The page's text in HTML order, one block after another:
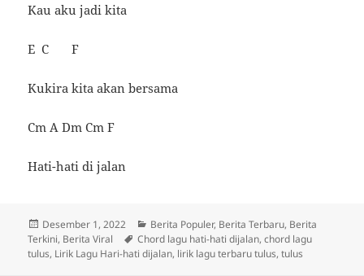
Kau aku jadi kita
E C F
Kukira kita akan bersama
Cm A Dm Cm F
Hati-hati di jalan
Diposkan
pada
Desember 1, 2022 Kategori
Berita Populer, Berita Terbaru, Berita
Terkini, Berita Viral Tag
Chord lagu hati-hati dijalan,chord lagu
tulus, Lirik Lagu Hari-hati dijalan, lirik lagu terbaru tulus,tulus